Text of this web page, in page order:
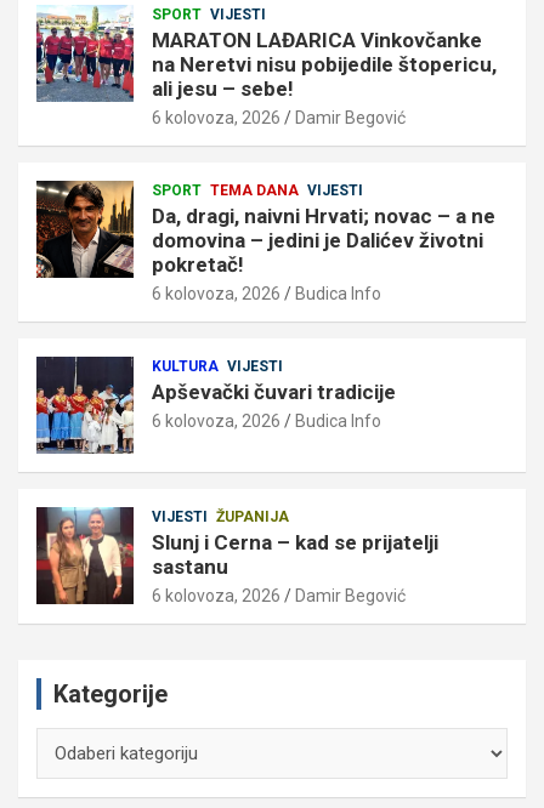
SPORT VIJESTI
MARATON LAĐARICA Vinkovčanke
na Neretvi nisu pobijedile štopericu,
ali jesu – sebe!
6 kolovoza, 2026 Damir Begović
SPORT TEMA DANA VIJESTI
Da, dragi, naivni Hrvati; novac – a ne
domovina – jedini je Dalićev životni
pokretač!
6 kolovoza, 2026 Budica Info
KULTURA VIJESTI
Apševački čuvari tradicije
6 kolovoza, 2026 Budica Info
VIJESTI ŽUPANIJA
Slunj i Cerna – kad se prijatelji
sastanu
6 kolovoza, 2026 Damir Begović
Kategorije